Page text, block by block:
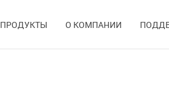
ПРОДУКТЫ О КОМПАНИИ